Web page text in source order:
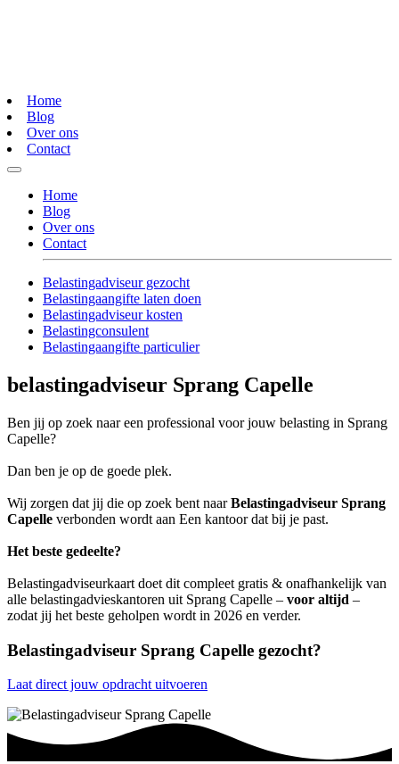
Home
Blog
Over ons
Contact
Home
Blog
Over ons
Contact
Belastingadviseur gezocht
Belastingaangifte laten doen
Belastingadviseur kosten
Belastingconsulent
Belastingaangifte particulier
belastingadviseur Sprang Capelle
Ben jij op zoek naar een professional voor jouw belasting in Sprang
Capelle?
Dan ben je op de goede plek.
Wij zorgen dat jij die op zoek bent naarBelastingadviseur Sprang
Capelle verbonden wordt aan Een kantoor dat bij je past.
Het beste gedeelte?
Belastingadviseurkaart doet dit compleet gratis & onafhankelijk van
alle belastingadvieskantoren uit Sprang Capelle – voor altijd –
zodat jij het beste geholpen wordt in 2026 en verder.
Belastingadviseur Sprang Capelle gezocht?
Laat direct jouw opdracht uitvoeren